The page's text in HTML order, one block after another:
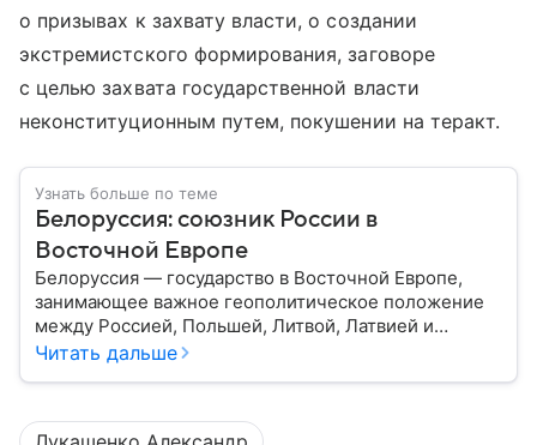
о призывах к захвату власти, о создании
экстремистского формирования, заговоре
с целью захвата государственной власти
неконституционным путем, покушении на теракт.
Узнать больше по теме
Белоруссия: союзник России в
Восточной Европе
Белоруссия — государство в Восточной Европе,
занимающее важное геополитическое положение
между Россией, Польшей, Литвой, Латвией и
Украиной. Несмотря на свою небольшую
этом материале разбираем главное о союзной РФ
Читать дальше